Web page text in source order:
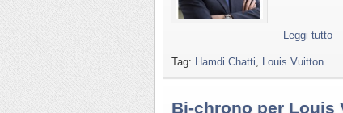
Leggi tutto
Tag: Hamdi Chatti Louis Vuitton
Bi-chrono per Louis